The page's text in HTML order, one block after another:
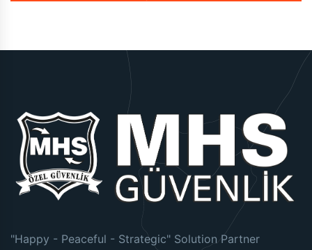
"Happy - Peaceful - Strategic" Solution Partner